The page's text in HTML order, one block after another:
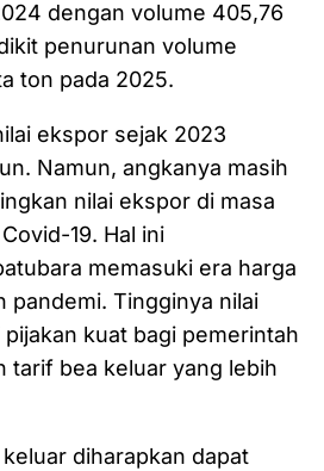
dengan volume 405,76
penurunan volume
ton pada 2025.
ekspor sejak 2023
Namun, angkanya masih
nilai ekspor di masa
19. Hal ini
memasuki era harga
pandemi. Tingginya nilai
kuat bagi pemerintah
tarif bea keluar yang lebih
diharapkan dapat